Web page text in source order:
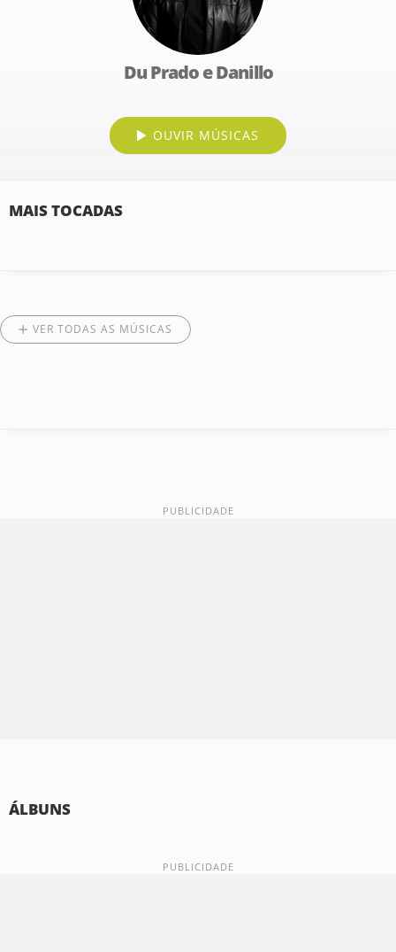
Du Prado e Danillo
OUVIR MÚSICAS
MAIS TOCADAS
VER TODAS AS MÚSICAS
ÁLBUNS